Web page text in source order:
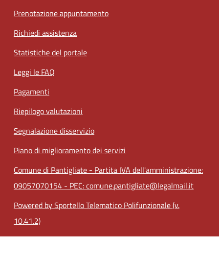
Prenotazione appuntamento
Richiedi assistenza
Statistiche del portale
Leggi le FAQ
Pagamenti
Riepilogo valutazioni
Segnalazione disservizio
Piano di miglioramento dei servizi
Comune di Pantigliate - Partita IVA dell'amministrazione:
09057070154 - PEC: comune.pantigliate@legalmail.it
Powered by Sportello Telematico Polifunzionale (v.
10.41.2)